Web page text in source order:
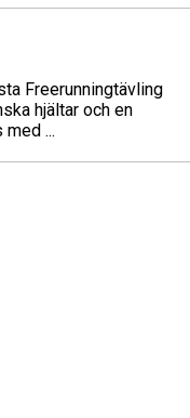
Freerunningtävling
hjältar och en
...